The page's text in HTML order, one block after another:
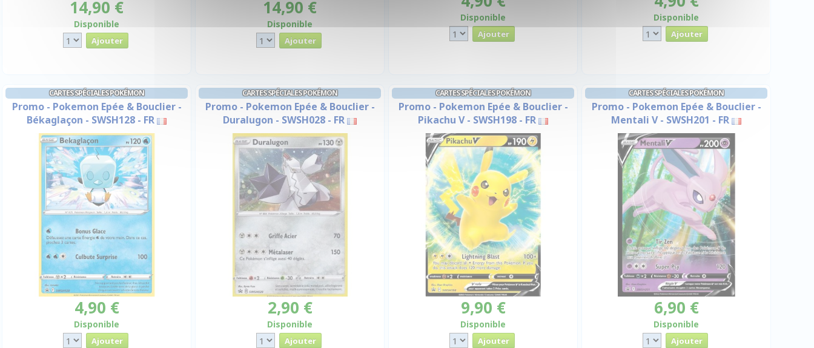
14,90 €
Disponible
14,90 €
Disponible
Disponible Disponible
CARTES SPÉCIALES POKÉMON
Promo - Pokemon Epée & Bouclier -
Békaglaçon - SWSH128 - FR
4,90 €
Disponible
CARTES SPÉCIALES POKÉMON
Promo - Pokemon Epée & Bouclier -
Duralugon - SWSH028 - FR
2,90 €
Disponible
CARTES SPÉCIALES POKÉMON
Promo - Pokemon Epée & Bouclier -
Pikachu V - SWSH198 - FR
9,90 €
Disponible
CARTES SPÉCIALES POKÉMON
Promo - Pokemon Epée & Bouclier -
Mentali V - SWSH201 - FR
6,90 €
Disponible